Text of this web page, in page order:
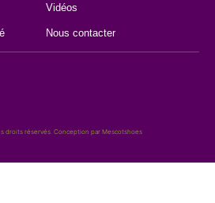
Vidéos
Nous contacter
droits réservés. Conception par Mescotshoes